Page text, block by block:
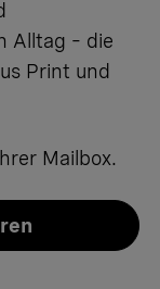
Alltag – die
Print und
Mailbox.